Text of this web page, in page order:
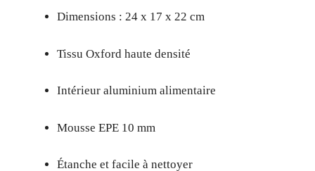
Dimensions : 24 x 17 x 22 cm
Tissu Oxford haute densité
Intérieur aluminium alimentaire
Mousse EPE 10 mm
Étanche et facile à nettoyer